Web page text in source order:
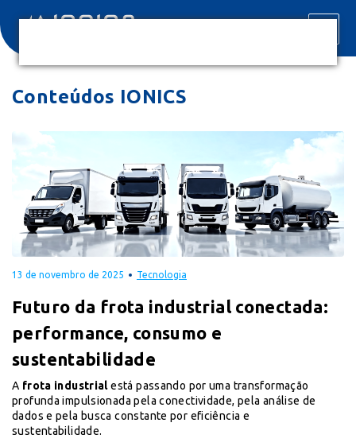
Conteúdos IONICS
13 de novembro de 2025 Tecnologia
Futuro da frota industrial conectada:
performance, consumo e
sustentabilidade
A frota industrialestá passando por uma transformação
profunda impulsionada pela conectividade, pela análise de
dados e pela busca constante por eficiência e
sustentabilidade.